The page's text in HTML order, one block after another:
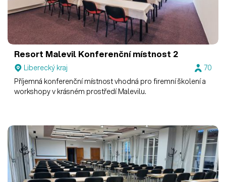
Resort Malevil Konferenční místnost 2
Liberecký kraj
70
Příjemná konferenční místnost vhodná pro firemní školení a
workshopy v krásném prostředí Malevilu.